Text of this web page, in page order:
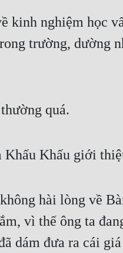
kinh nghiệm học
trường, dường
quá.
Khấu giới
hài lòng về
vì thế ông ta
dám đưa ra cái